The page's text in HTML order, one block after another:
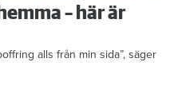
– här är
alls från min sida”, säger